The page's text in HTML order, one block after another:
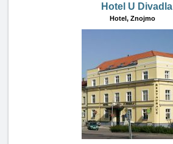
Hotel U Divadla
Hotel, Znojmo